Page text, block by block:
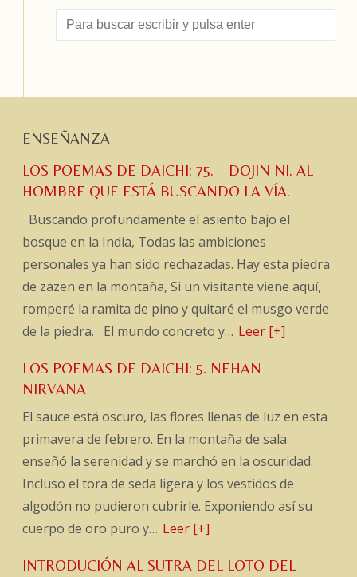
ENSEÑANZA
LOS POEMAS DE DAICHI: 75.—DOJIN NI. AL
HOMBRE QUE ESTÁ BUSCANDO LA VÍA.
Buscando profundamente el asiento bajo el
bosque en la India, Todas las ambiciones
personales ya han sido rechazadas. Hay esta piedra
de zazen en la montaña, Si un visitante viene aquí,
romperé la ramita de pino y quitaré el musgo verde
de la piedra. El mundo concreto y… Leer [+]
LOS POEMAS DE DAICHI: 5. NEHAN –
NIRVANA
El sauce está oscuro, las flores llenas de luz en esta
primavera de febrero. En la montaña de sala
enseñó la serenidad y se marchó en la oscuridad.
Incluso el tora de seda ligera y los vestidos de
algodón no pudieron cubrirle. Exponiendo así su
cuerpo de oro puro y… Leer [+]
INTRODUCIÓN AL SUTRA DEL LOTO DEL